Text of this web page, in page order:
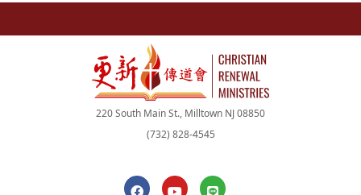
220 South Main St., Milltown NJ 08850
(732) 828-4545
F
Y
L